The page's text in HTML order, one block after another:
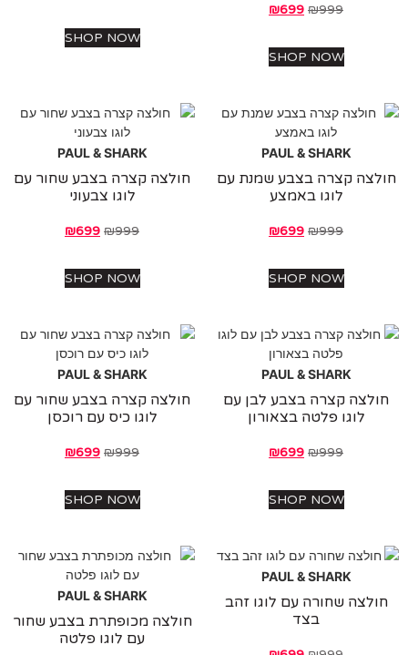
₪
₪699
SHOP NOW
SHOP NOW
PAUL & SHARK
קצרה בצבע שמנת עם
לוגו באמצע
₪
₪699
SHOP NOW
PAUL & SHARK
חולצה קצרה בצבע שחור עם
לוגו צבעוני
₪
₪699
SHOP NOW
PAUL & SHARK
קצרה בצבע לבן עם
לוגו פלטה בצאורון
₪
₪699
SHOP NOW
PAUL & SHARK
חולצה קצרה בצבע שחור עם
לוגו כיס עם רוכסן
₪
₪699
SHOP NOW
PAUL & SHARK
שחורה עם לוגו זהב
PAUL & SHARK
חולצה מכופתרת בצבע שחור
עם לוגו פלטה